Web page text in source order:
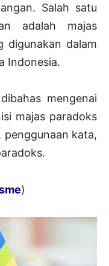
Salah satu
adalah majas
digunakan dalam
Indonesia.
mengenai
majas paradoks
kata,
)